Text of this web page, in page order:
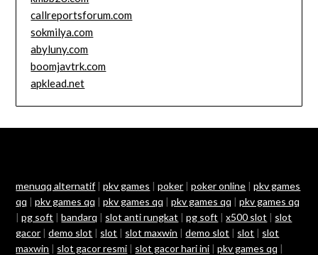
callreportsforum.com
sokmilya.com
abyluny.com
boomjavtrk.com
apklead.net
menuqq alternatif|pkv games |poker |poker online |pkv games
qq |pkv games qq |pkv games qq |pkv games qq |pkv games qq
|pg soft |bandarq | slot anti rungkat |pg soft |x500 slot | slot
gacor |demo slot | slot | slot maxwin |demo slot | slot | slot
maxwin | slot gacor resmi | slot gacor hari ini |pkv games qq |